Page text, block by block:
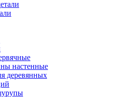
настенные
деревянных